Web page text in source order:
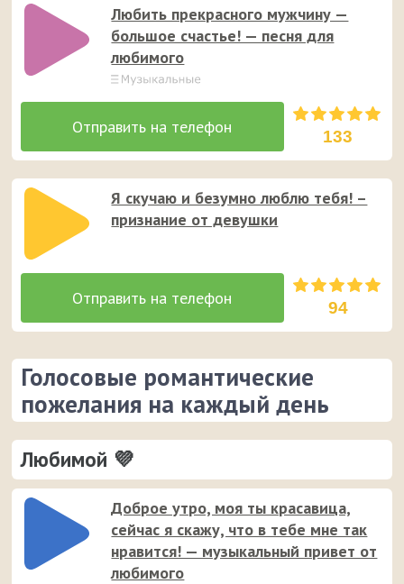
Любить прекрасного мужчину —
большое счастье! — песня для
любимого
133
Я скучаю и безумно люблю тебя! –
признание от девушки
94
Голосовые романтические
пожелания на каждый день
Любимой 💜
Доброе утро, моя ты красавица,
сейчас я скажу, что в тебе мне так
нравится! — музыкальный привет от
любимого